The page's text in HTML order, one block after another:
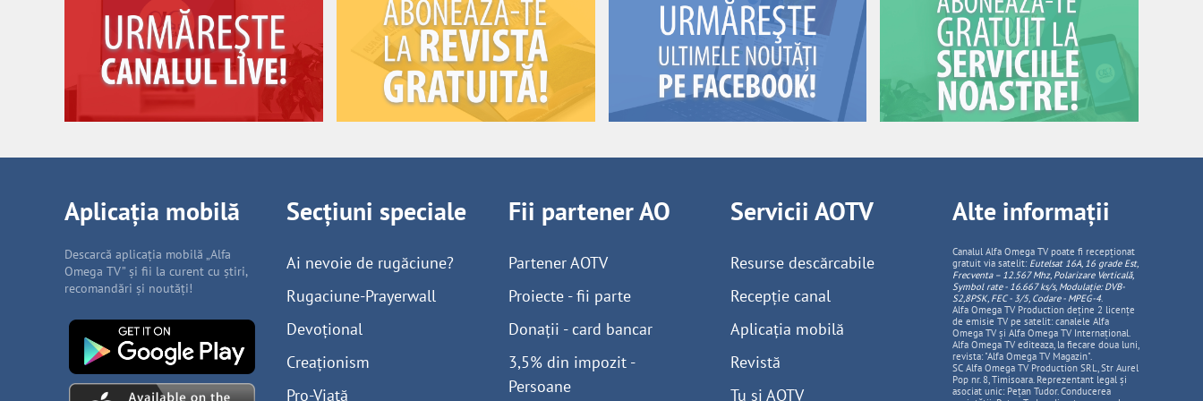
Aplicația mobilă
Descarcă aplicația mobilă „Alfa
Omega TV” și fii la curent cu știri,
recomandări și noutăți!
Secțiuni speciale
Ai nevoie de rugăciune?
Rugaciune-Prayerwall
Devoțional
Creaționism
Pro-Viață
Fii partener AO
Partener AOTV
Proiecte - fii parte
Donații - card bancar
3,5% din impozit -
Persoane
Servicii AOTV
Resurse descărcabile
Recepție canal
Aplicația mobilă
Revistă
Tu și AOTV
Alte informații
Canalul Alfa Omega TV poate fi recepționat
gratuit via satelit: Eutelsat 16A, 16 grade Est,
Frecventa – 12.567 Mhz, PolarizareVerticală,
Symbol rate - 16.667 ks/s, Modulație: DVB-
S2,8PSK, FEC - 3/5, Codare - MPEG-4.
Alfa Omega TV Production deține 2 licențe
de emisie TV pe satelit: canalele Alfa
Omega TV și Alfa Omega TV Internațional.
Alfa Omega TV editeaza, la fiecare doua luni,
revista: "Alfa Omega TV Magazin".
SC Alfa Omega TV Production SRL, Str Aurel
Pop nr. 8, Timisoara. Reprezentant legal și
asociat unic: Pețan Tudor. Conducerea